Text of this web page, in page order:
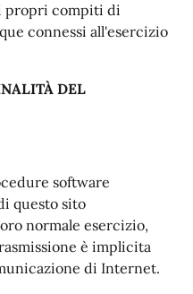
propri compiti di
connessi all'esercizio
DEL
software
questo sito
normale esercizio,
è implicita
di Internet.